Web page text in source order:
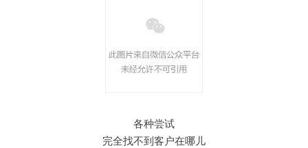
各种尝试
完全找不到客户在哪儿